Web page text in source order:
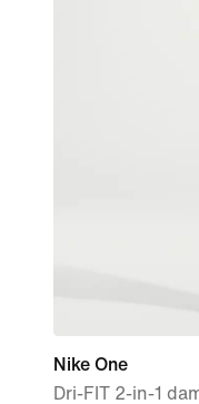
Nike One
Dri-FIT 2-in-1